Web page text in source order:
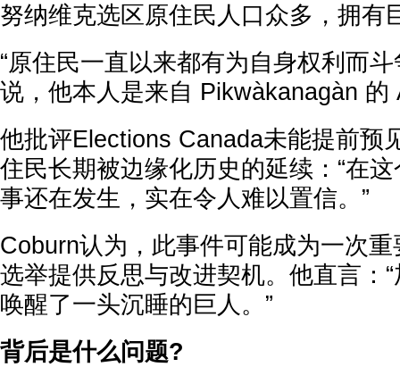
努纳维克选区原住民人口众多，拥有
“原住民一直以来都有为自身权利而
说，他本人是来自 Pikwàkanagàn 的
他批评Elections Canada未能提前预
住民长期被边缘化历史的延续：“在
事还在发生，实在令人难以置信。”
Coburn认为，此事件可能成为一次
选举提供反思与改进契机。他直言：
唤醒了一头沉睡的巨人。”
背后是什么问题?